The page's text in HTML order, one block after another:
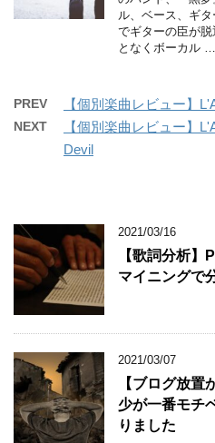
ル、ベース、ギ
でギターの臣が
となくボーカル …
PREV 【個別楽曲レビュー】
NEXT
【個別楽曲レビュー】
Devil
2021/03/16
【歌詞分析】
マイニングで
2021/03/07
【ブログ放置
少が一番モチ
りました